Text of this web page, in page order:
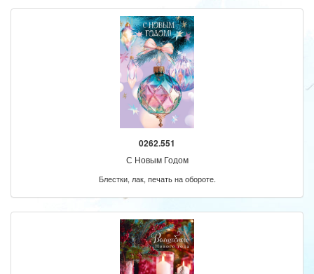
0262.551
С Новым Годом
Блестки, лак, печать на обороте.